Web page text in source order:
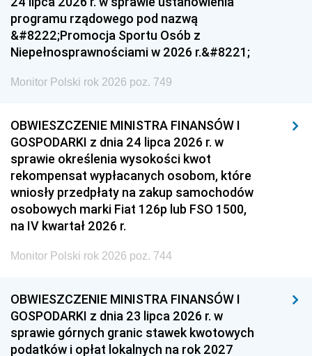
programu rządowego pod nazwą
&#8222;Promocja Sportu Osób z
Niepełnosprawnościami w 2026 r.&#8221;
Monitor Polski rok 2026 poz. 749
OBWIESZCZENIE MINISTRA FINANSÓW I
GOSPODARKI z dnia 24 lipca 2026 r. w
sprawie określenia wysokości kwot
rekompensat wypłacanych osobom, które
wniosły przedpłaty na zakup samochodów
osobowych marki Fiat 126p lub FSO 1500,
na IV kwartał 2026 r.
Monitor Polski rok 2026 poz. 744
OBWIESZCZENIE MINISTRA FINANSÓW I
GOSPODARKI z dnia 23 lipca 2026 r. w
sprawie górnych granic stawek kwotowych
podatków i opłat lokalnych na rok 2027